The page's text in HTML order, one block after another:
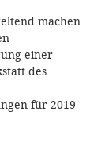
machen
einer
des
für 2019